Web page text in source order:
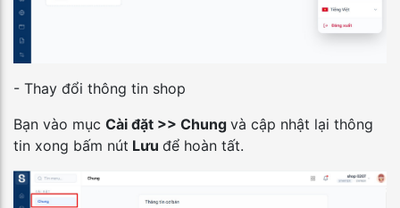
- Thay đổi thông tin shop
Bạn vào mục Cài đặt >> Chung và cập nhật lại thông
tin xong bấm nút Lưu để hoàn tất.